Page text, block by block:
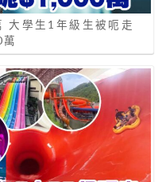
大學生1年級生被呃走